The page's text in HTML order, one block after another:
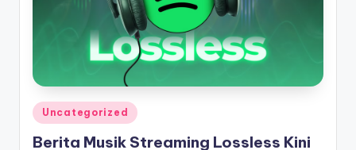
Posted
in
Uncategorized
Berita Musik Streaming Lossless Kini